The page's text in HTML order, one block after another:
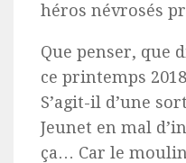
héros névrosés
Que penser, que
ce printemps
S’agit-il d’une
Jeunet en mal
ça… Car le